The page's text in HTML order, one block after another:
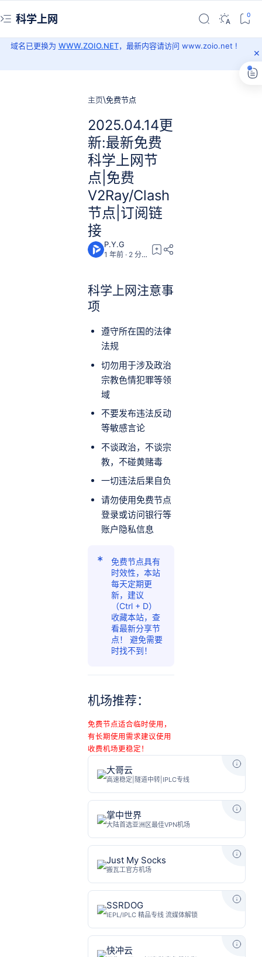
科学上网
域名已更换为 WWW.ZOIO.NET，最新内容请访问 www.zoio.net !
主页 免费节点
2025.04.14更
新:最新免费
科学上网节
点|免费
V2Ray/Clash
节点|订阅链
接
1 年前 2
科学上网注意事
项
遵守所在国的法律
法规
切勿用于涉及政治
宗教色情犯罪等领
域
不要发布违法反动
等敏感言论
不谈政治，不谈宗
教，不碰黄赌毒
一切违法后果自负
请勿使用免费节点
登录或访问银行等
账户隐私信息
免费节点具有
时效性，本站
每天定期更
新，建议
（Ctrl + D）
收藏本站，查
看最新分享节
点！ 避免需要
时找不到！
机场推荐：
免费节点适合临时使用，
有长期使用需求建议使用
收费机场更稳定！
大哥云
掌中世界
Just My Socks
SSRDOG
快冲云